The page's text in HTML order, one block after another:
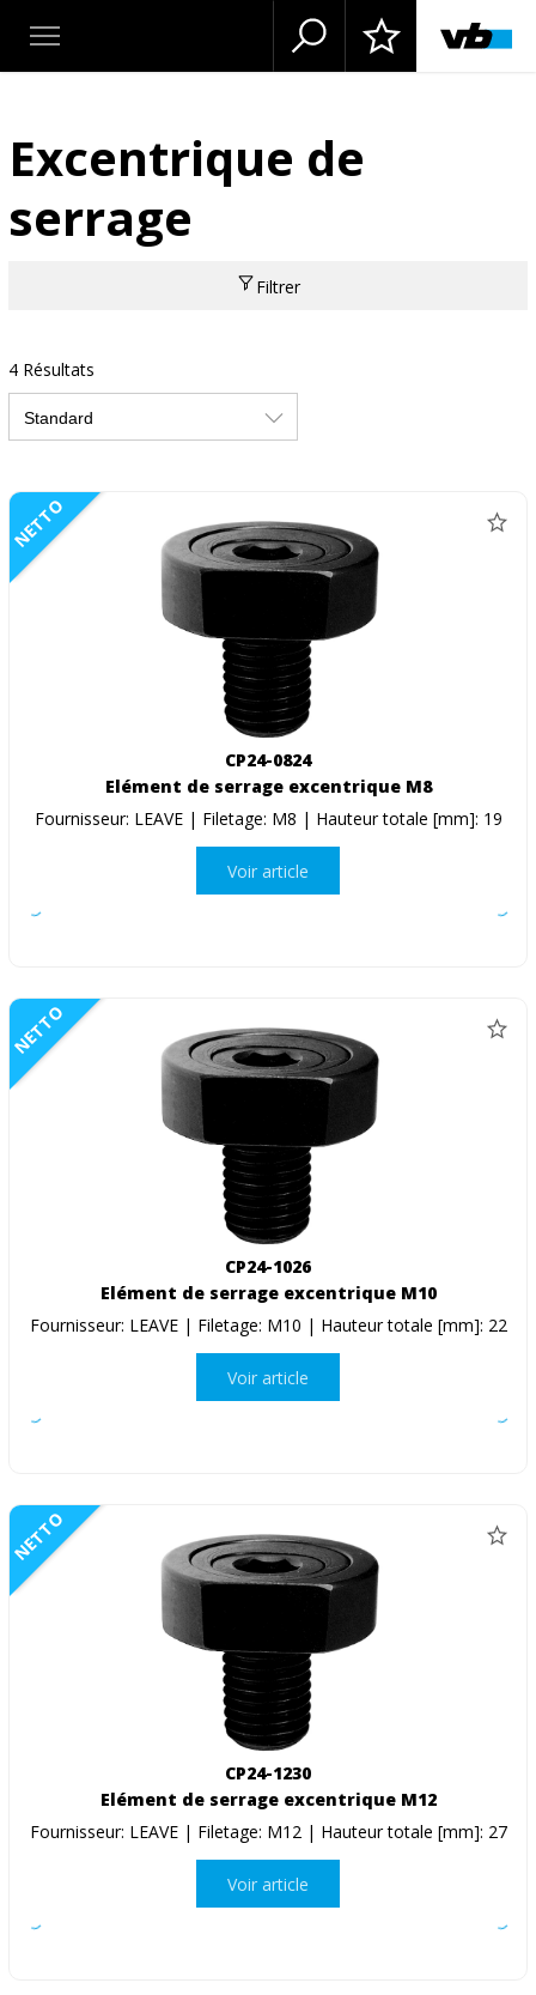
Excentrique de
serrage
Filtrer
4 Résultats
NETTO
CP24-0824
Elément de serrage excentrique M8
Fournisseur: LEAVE | Filetage: M8 | Hauteur totale [mm]: 19
Voir article
NETTO
CP24-1026
Elément de serrage excentrique M10
Fournisseur: LEAVE | Filetage: M10 | Hauteur totale [mm]: 22
Voir article
NETTO
CP24-1230
Elément de serrage excentrique M12
Fournisseur: LEAVE | Filetage: M12 | Hauteur totale [mm]: 27
Voir article